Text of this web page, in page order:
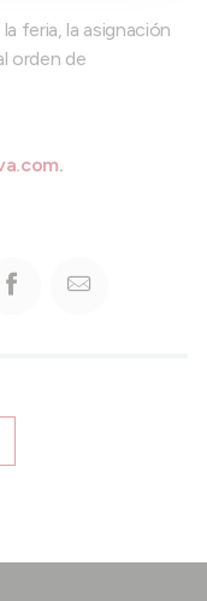
feria, la asignación
orden de
.